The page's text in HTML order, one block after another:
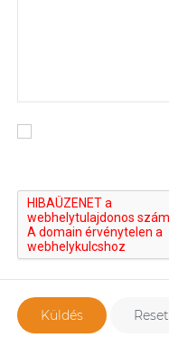
Küldés Reset